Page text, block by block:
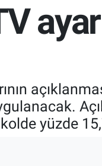
yüzde